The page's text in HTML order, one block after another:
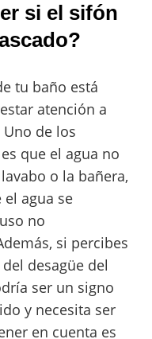
si el sifón
tu baño está
atención a
de los
que el agua no
o la bañera,
agua se
no
si percibes
desagüe del
ser un signo
y necesita ser
en cuenta es